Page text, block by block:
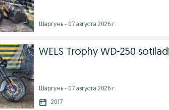
Шаргунь - 07 августа 2026 г.
WELS Trophy WD-250
Шаргунь - 07 августа 2026 г.
2017